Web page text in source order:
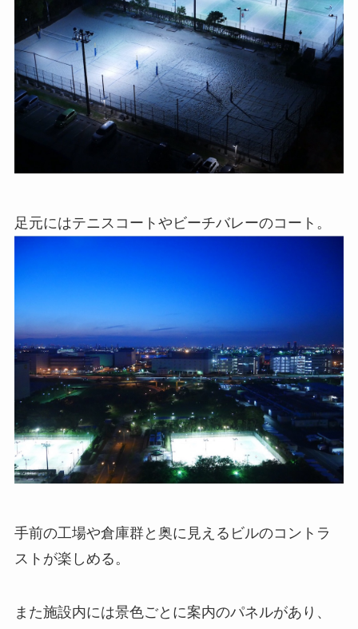
足元にはテニスコートやビーチバレーのコート。
手前の工場や倉庫群と奥に見えるビルのコントラ
ストが楽しめる。
また施設内には景色ごとに案内のパネルがあり、